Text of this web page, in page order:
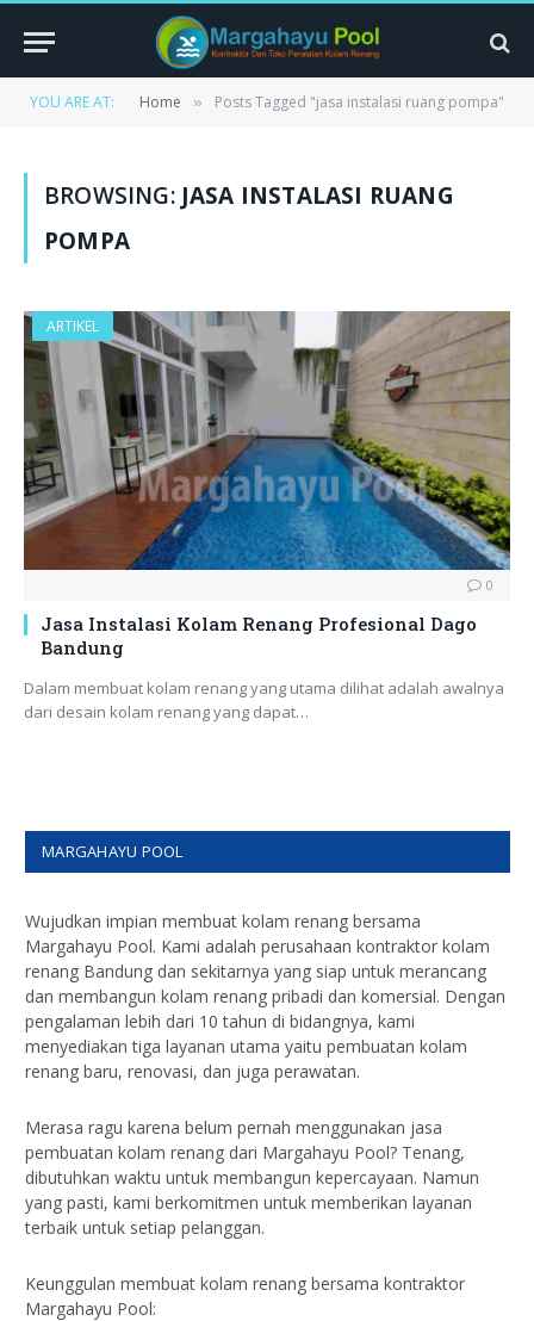
YOU ARE AT: Home » Posts Tagged "jasa instalasi ruang pompa"
BROWSING: JASA INSTALASI RUANG
POMPA
ARTIKEL
0
Jasa Instalasi Kolam Renang Profesional Dago
Bandung
Dalam membuat kolam renang yang utama dilihat adalah awalnya
dari desain kolam renang yang dapat…
MARGAHAYU POOL
Wujudkan impian membuat kolam renang bersama
Margahayu Pool. Kami adalah perusahaan kontraktor kolam
renang Bandung dan sekitarnya yang siap untuk merancang
dan membangun kolam renang pribadi dan komersial. Dengan
pengalaman lebih dari 10 tahun di bidangnya, kami
menyediakan tiga layanan utama yaitu pembuatan kolam
renang baru, renovasi, dan juga perawatan.
Merasa ragu karena belum pernah menggunakan jasa
pembuatan kolam renang dari Margahayu Pool? Tenang,
dibutuhkan waktu untuk membangun kepercayaan. Namun
yang pasti, kami berkomitmen untuk memberikan layanan
terbaik untuk setiap pelanggan.
Keunggulan membuat kolam renang bersama kontraktor
Margahayu Pool: